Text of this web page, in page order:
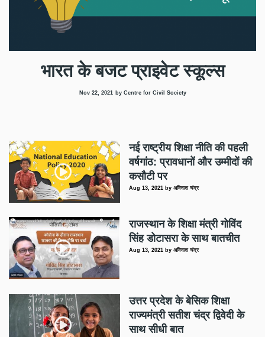
भारत के बजट प्राइवेट स्कूल्स
Nov 22, 2021 by Centre for Civil Society
नई राष्ट्रीय शिक्षा नीति की पहली
वर्षगांठ: प्रावधानों और उम्मीदों की
कसौटी पर
Aug 13, 2021 byअविनाश चंद्र
राजस्थान के शिक्षा मंत्री गोविंद
सिंह डोटासरा के साथ बातचीत
Aug 13, 2021 byअविनाश चंद्र
उत्तर प्रदेश के बेसिक शिक्षा
राज्यमंत्री सतीश चंद्र द्विवेदी के
साथ सीधी बात